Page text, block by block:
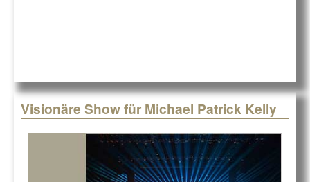
Visionäre Show für Michael Patrick Kelly